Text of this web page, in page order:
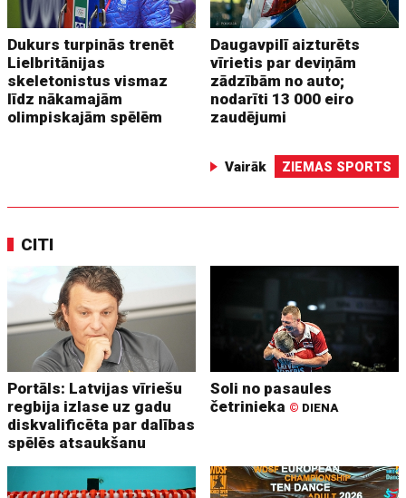
Dukurs turpinās trenēt
Lielbritānijas
skeletonistus vismaz
līdz nākamajām
olimpiskajām spēlēm
Daugavpilī aizturēts
vīrietis par deviņām
zādzībām no auto;
nodarīti 13 000 eiro
zaudējumi
Vairāk ZIEMAS SPORTS
CITI
Portāls: Latvijas vīriešu
regbija izlase uz gadu
diskvalificēta par dalības
spēlēs atsaukšanu
Soli no pasaules
četrinieka © DIENA